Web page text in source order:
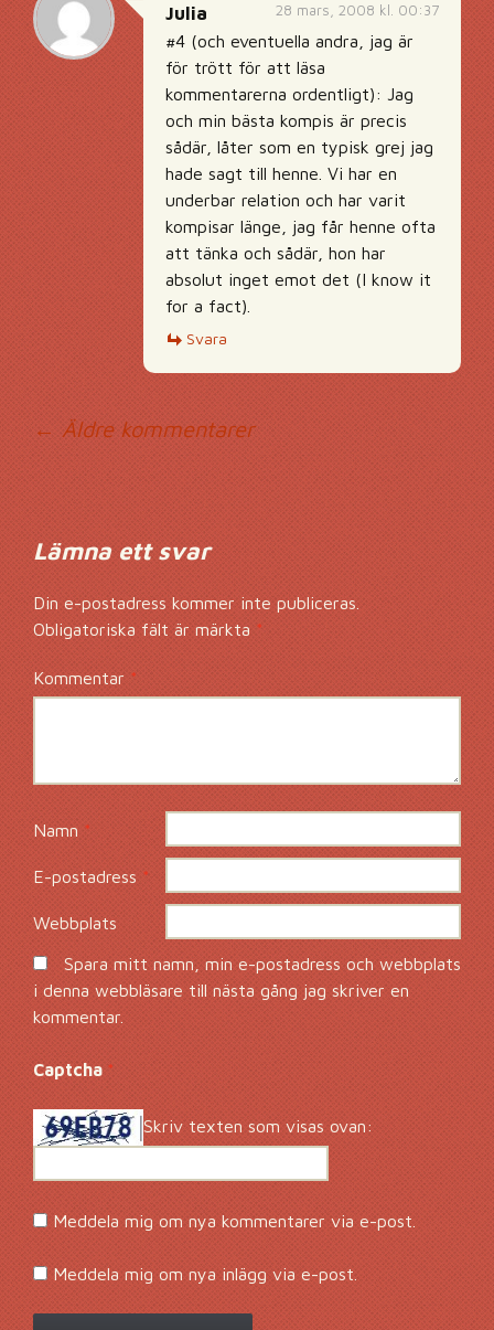
28 mars, 2008 kl. 00:37
Julia
#4 (och eventuella andra, jag är
för trött för att läsa
kommentarerna ordentligt): Jag
och min bästa kompis är precis
sådär, låter som en typisk grej jag
hade sagt till henne. Vi har en
underbar relation och har varit
kompisar länge, jag får henne ofta
att tänka och sådär, hon har
absolut inget emot det (I know it
for a fact).
Svara
← Äldre kommentarer
Lämna ett svar
Din e-postadress kommer inte publiceras.
Obligatoriska fält är märkta*
Kommentar*
Namn*
E-postadress*
Webbplats
Spara mitt namn, min e-postadress och webbplats
i denna webbläsare till nästa gång jag skriver en
kommentar.
Captcha *
Skriv texten som visas ovan:
Meddela mig om nya kommentarer via e-post.
Meddela mig om nya inlägg via e-post.